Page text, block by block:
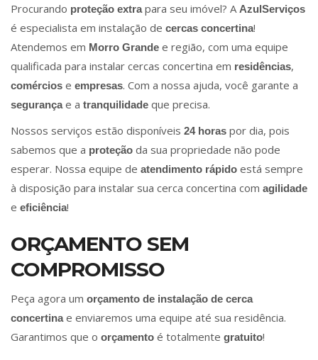
Procurando proteção extrapara seu imóvel? A AzulServiços
é especialista em instalação de cercas concertina!
Atendemos em Morro Grande e região, com uma equipe
qualificada para instalar cercas concertina em residências,
comércios e empresas. Com a nossa ajuda, você garante a
segurançae a tranquilidade que precisa.
Nossos serviços estão disponíveis 24 horas por dia, pois
sabemos que a proteção da sua propriedade não pode
esperar. Nossa equipe de atendimento rápido está sempre
à disposição para instalar sua cerca concertina com agilidade
e eficiência!
ORÇAMENTO SEM
COMPROMISSO
Peça agora um orçamento de instalação de cerca
concertinae enviaremos uma equipe até sua residência.
Garantimos que o orçamento é totalmente gratuito!